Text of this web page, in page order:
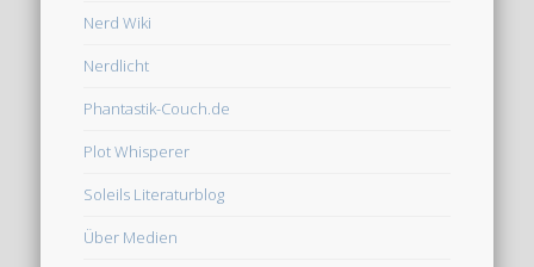
Nerd Wiki
Nerdlicht
Phantastik-Couch.de
Plot Whisperer
Soleils Literaturblog
Über Medien